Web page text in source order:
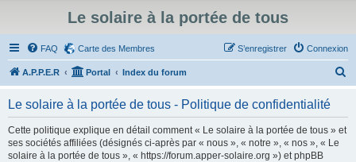
Le solaire à la portée de tous
FAQ Carte des Membres Connexion
S’enregistrer
A.P.P.E.R Portal Index du forum
Le solaire à la portée de tous - Politique de confidentialité
Cette politique explique en détail comment « Le solaire à la portée de tous » et
ses sociétés affiliées (désignés ci-après par « nous », « notre », « nos », « Le
solaire à la portée de tous », « https://forum.apper-solaire.org ») et phpBB